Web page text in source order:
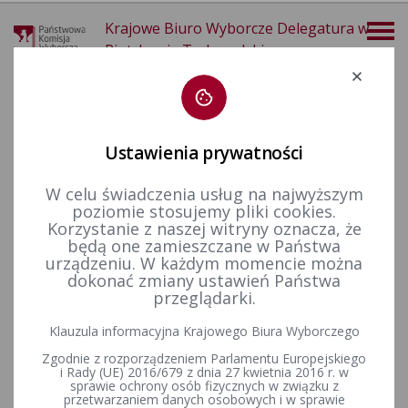
Krajowe Biuro Wyborcze Delegatura w
Piotrkowie Trybunalskim
Finansowanie kampanii wyborczych Wybory uzupełniające do Senatu RP 2013 - okręg nr 55
Komunikat Państwowej Komisji Wyborczej z dnia 1 września
finansowych komitetów wyborczych uczestniczących w
wyborach uzupełniających do Senatu Rzeczypospolitej
Polskiej, przeprowadzonych w dniu 8 września 2013 r.
Ustawienia prywatności
W celu świadczenia usług na najwyższym
poziomie stosujemy pliki cookies.
Korzystanie z naszej witryny oznacza, że
będą one zamieszczane w Państwa
urządzeniu. W każdym momencie można
dokonać zmiany ustawień Państwa
przeglądarki.
Klauzula informacyjna Krajowego Biura Wyborczego
Zgodnie z rozporządzeniem Parlamentu Europejskiego
i Rady (UE) 2016/679 z dnia 27 kwietnia 2016 r. w
sprawie ochrony osób fizycznych w związku z
przetwarzaniem danych osobowych i w sprawie